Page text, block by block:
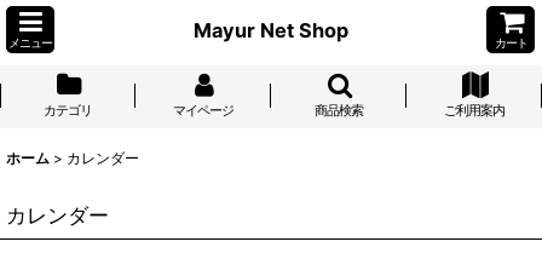
メニュー
Mayur Net Shop
カート
カテゴリ マイページ 商品検索 ご利用案内
ホーム > カレンダー
カレンダー